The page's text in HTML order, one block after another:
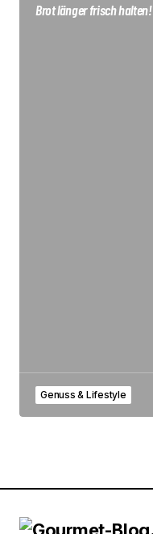
Brot länger frisch halten!
Genuss & Lifestyle